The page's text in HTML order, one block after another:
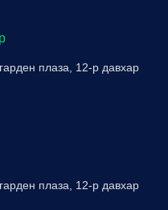
плаза, 12-р давхар
плаза, 12-р давхар